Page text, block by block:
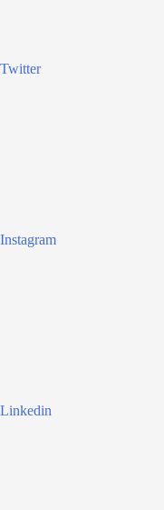
Twitter
Instagram
Linkedin